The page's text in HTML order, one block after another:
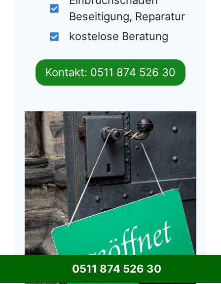
Beseitigung, Reparatur
kostelose Beratung
Kontakt: 0511 874 526 30
0511 874 526 30